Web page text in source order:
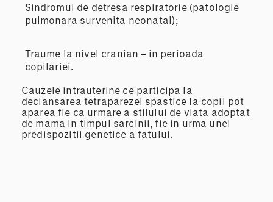
Sindromul de detresa respiratorie (patologie
pulmonara survenita neonatal);
Traume la nivel cranian – in perioada
copilariei.
Cauzele intrauterine ce participa la
declansarea tetraparezei spastice la copil pot
aparea fie ca urmare a stilului de viata adoptat
de mama in timpul sarcinii, fie in urma unei
predispozitii genetice a fatului.